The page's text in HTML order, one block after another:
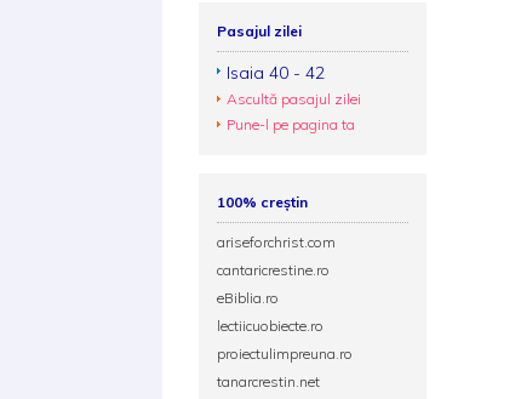
Pasajul zilei
Isaia 40 - 42
Ascultă pasajul zilei
Pune-l pe pagina ta
100% creștin
ariseforchrist.com
cantaricrestine.ro
eBiblia.ro
lectiicuobiecte.ro
proiectulimpreuna.ro
tanarcrestin.net